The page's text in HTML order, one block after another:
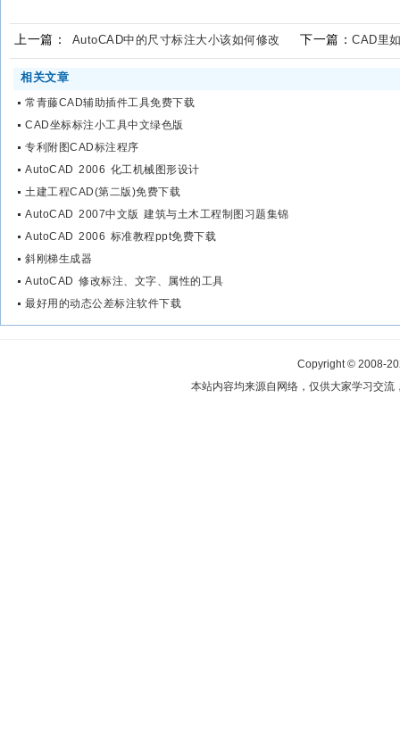
上一篇： AutoCAD中的尺寸标注大小该如何修改 下一篇： CAD里
相关文章
常青藤CAD辅助插件工具免费下载
CAD坐标标注小工具中文绿色版
专利附图CAD标注程序
AutoCAD 2006 化工机械图形设计
土建工程CAD(第二版)免费下载
AutoCAD 2007中文版 建筑与土木工程制图习题集锦
AutoCAD 2006 标准教程ppt免费下载
斜刚梯生成器
AutoCAD 修改标注、文字、属性的工具
最好用的动态公差标注软件下载
Copyright © 2008-
本站内容均来源自网络，仅供大家学习交